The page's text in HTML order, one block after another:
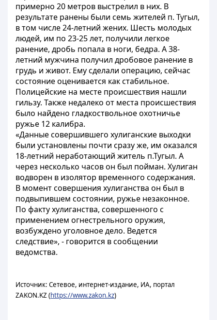
примерно 20 метров выстрелил в них. В
результате ранены были семь жителей п. Тугыл,
в том числе 24-летний жених. Шесть молодых
людей, им по 23-25 лет, получили легкое
ранение, дробь попала в ноги, бедра. А 38-
летний мужчина получил дробовое ранение в
грудь и живот. Ему сделали операцию, сейчас
состояние оценивается как стабильное.
Полицейские на месте происшествия нашли
гильзу. Также недалеко от места происшествия
было найдено гладкоствольное охотничье
ружье 12 калибра.
«Данные совершившего хулиганские выходки
были установлены почти сразу же, им оказался
18-летний неработающий житель п.Тугыл. А
через несколько часов он был пойман. Хулиган
водворен в изолятор временного содержания.
В момент совершения хулиганства он был в
подвыпившем состоянии, ружье незаконное.
По факту хулиганства, совершенного с
применением огнестрельного оружия,
возбуждено уголовное дело. Ведется
следствие», - говорится в сообщении
ведомства.
Источник: Сетевое, интернет-издание, ИА, портал
ZAKON.KZ (https://www.zakon.kz)